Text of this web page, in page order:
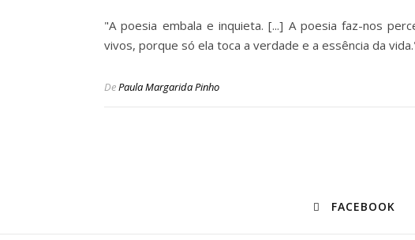
"A poesia embala e inquieta. [...] A poesia faz-nos
vivos, porque só ela toca a verdade e a essência da
DePaula Margarida Pinho
FACEBOOK